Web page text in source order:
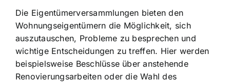
Die Eigentümerversammlungen bieten den
Wohnungseigentümern die Möglichkeit, sich
auszutauschen, Probleme zu besprechen und
wichtige Entscheidungen zu treffen. Hier werden
beispielsweise Beschlüsse über anstehende
Renovierungsarbeiten oder die Wahl des